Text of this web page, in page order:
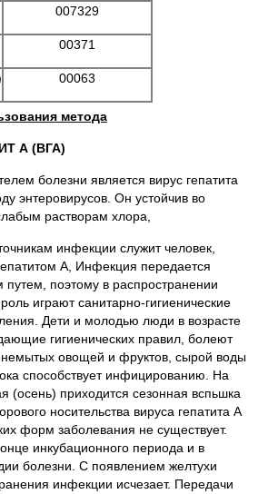
007329
00371
00063
метода
А (ВГА)
болезни является вирус гепатита
энтеровирусов. Он устойчив во
растворам хлора,
инфекции служит человек,
А, Инфекция передается
поэтому в распространении
играют санитарно-гигиенические
Дети и молодью люди в возрасте
гигиенических правил, болеют
овощей и фруктов, сырой воды
способствует инфицированию. На
(осень) приходится сезонная вспьшка
носительства вируса гепатита A
форм заболевания не существует.
инкубационного периода и в
болезни. С появлением желтухи
инфекции исчезает. Передачи